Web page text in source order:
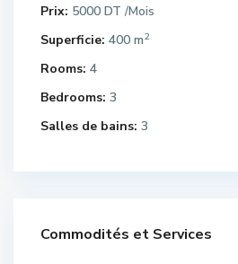
Prix: 5000 DT /Mois
Superficie: 400 m2
Rooms: 4
Bedrooms: 3
Salles de bains: 3
Commodités et Services